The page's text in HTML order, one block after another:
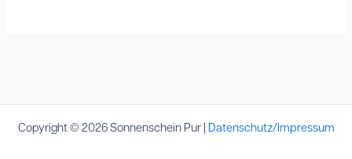
Copyright © 2026 Sonnenschein Pur | Datenschutz/Impressum